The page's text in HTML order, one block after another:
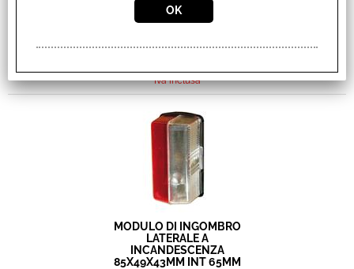
FUSIBILI ASSORTIMENTO
Iva inclusa
MODULO DI INGOMBRO
LATERALE A
INCANDESCENZA
85X49X43MM INT 65MM